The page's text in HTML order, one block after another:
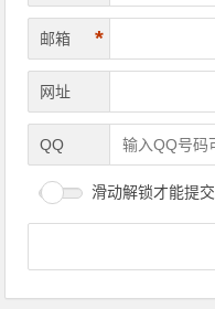
邮箱 *
网址
QQ
滑动解锁才能提交